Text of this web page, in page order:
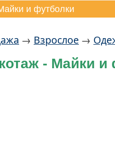
и футболки
→ Взрослое →
- Майки и